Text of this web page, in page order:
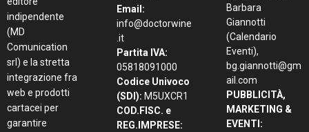
indipendente
(MD
Comunication
srl) e la stretta
integrazione fra
web e prodotti
cartacei per
garantire
Email:
info@doctorwine
.it
Partita IVA:
05818091000
Codice Univoco
(SDI): M5UXCR1
COD.FISC. e
REG.IMPRESE:
Barbara
Giannotti
(Calendario
Eventi),
bg.giannotti@gm
ail.com
PUBBLICITÀ,
MARKETING &
EVENTI: